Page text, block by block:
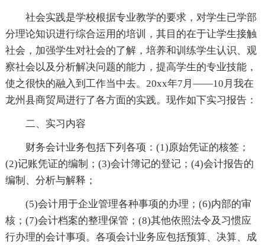
社会实践是学校根据专业教学的要求，对学生已学部
分理论知识进行综合运用的培训，其目的在于让学生接触
社会，加强学生对社会的了解，培养和训练学生认识、观
察社会以及分析解决问题的能力，提高学生的专业技能，
使之很快的融入到工作当中去。20xx年7月——10月我在
龙州县商贸局进行了各方面的实践。现作如下实习报告：
二、实习内容
财务会计业务包括下列各项：(1)原始凭证的核签；
(2)记账凭证的编制；(3)会计簿记的登记；(4)会计报告的
编制、分析与解释；
(5)会计用于企业管理各种事项的办理；(6)内部的审
核；(7)会计档案的整理保管；(8)其他依照法令及习惯应
行办理的会计事项。各项会计业务应包括预算、决算、成